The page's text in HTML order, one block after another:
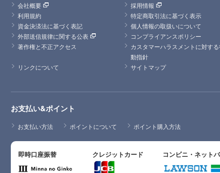
会社概要
採用情報
利用規約
特定商取引法に基づく表示
資金決済法に基づく表記
個人情報の取扱いについて
外部送信規律に関する公表
コンプライアンスポリシー
著作権と不正アクセス
カスタマーハラスメントに対す
動指針
リンクについて
サイトマップ
お支払い&ポイント
お支払い方法 ポイントについて ポイント購入方法
即時口座振替 クレジットカード コンビニ・ネット